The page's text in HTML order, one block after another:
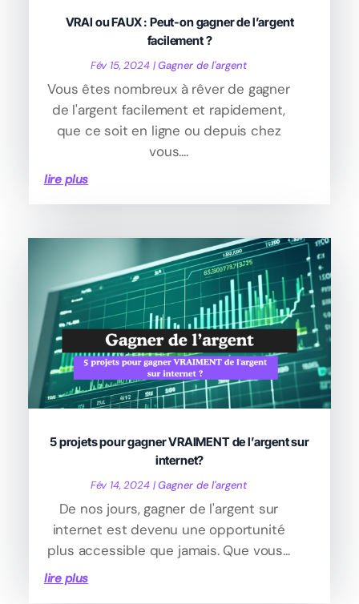
VRAI ou FAUX : Peut-on gagner de l’argent
facilement ?
Fév 15, 2024|Gagner de l'argent
Vous êtes nombreux à rêver de gagner
de l'argent facilement et rapidement,
que ce soit en ligne ou depuis chez
vous....
lire plus
5 projets pour gagner VRAIMENT de l’argent sur
internet?
Fév 14, 2024|Gagner de l'argent
De nos jours, gagner de l'argent sur
internet est devenu une opportunité
plus accessible que jamais. Que vous...
lire plus